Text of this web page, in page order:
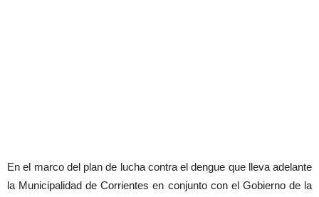
En el marco del plan de lucha contra el dengue que lleva adelante
la Municipalidad de Corrientes en conjunto con el Gobierno de la